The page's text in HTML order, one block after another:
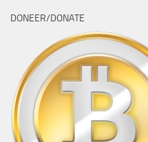
DONEER/DONATE